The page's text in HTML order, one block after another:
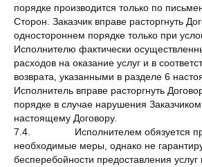
порядке производится только по
Сторон. Заказчик вправе расторгнуть
одностороннем порядке только при
Исполнителю фактически
расходов на оказание услуг и в
возврата, указанными в разделе 6
Исполнитель вправе расторгнуть
порядке в случае нарушения
настоящему Договору.
7.4. Исполнителем обязуется
необходимые меры, однако не
бесперебойности предоставления